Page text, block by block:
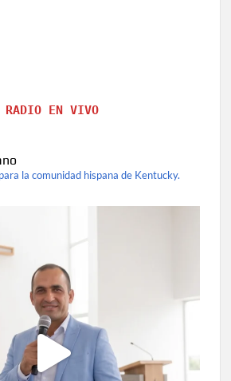
RADIO EN VIVO
la comunidad hispana de Kentucky.